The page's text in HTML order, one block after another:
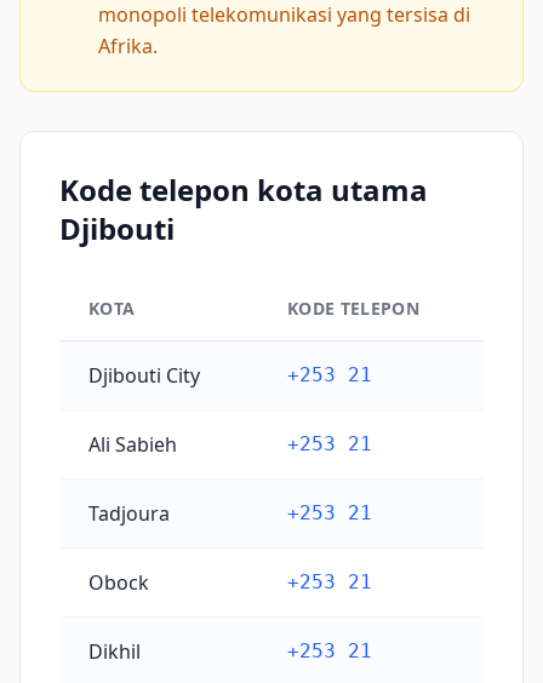
monopoli telekomunikasi yang tersisa di
Afrika.
Kode telepon kota utama
Djibouti
KOTA KODE TELEPON
Djibouti City +253 21
Ali Sabieh +253 21
Tadjoura +253 21
Obock +253 21
Dikhil +253 21